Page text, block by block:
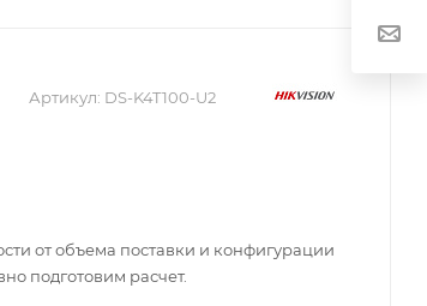
Артикул: DS-K4T100-U2
от объема поставки и конфигурации
подготовим расчет.